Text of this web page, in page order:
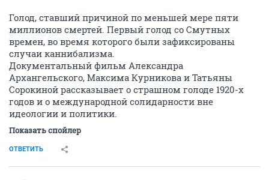
Голод, ставший причиной по меньшей мере пяти
миллионов смертей. Первый голод со Смутных
времен, во время которого были зафиксированы
случаи каннибализма.
Документальный фильм Александра
Архангельского, Максима Курникова и Татьяны
Сорокиной рассказывает о страшном голоде 1920-х
годов и о международной солидарности вне
идеологии и политики.
Показать спойлер
ОТВЕТИТЬ